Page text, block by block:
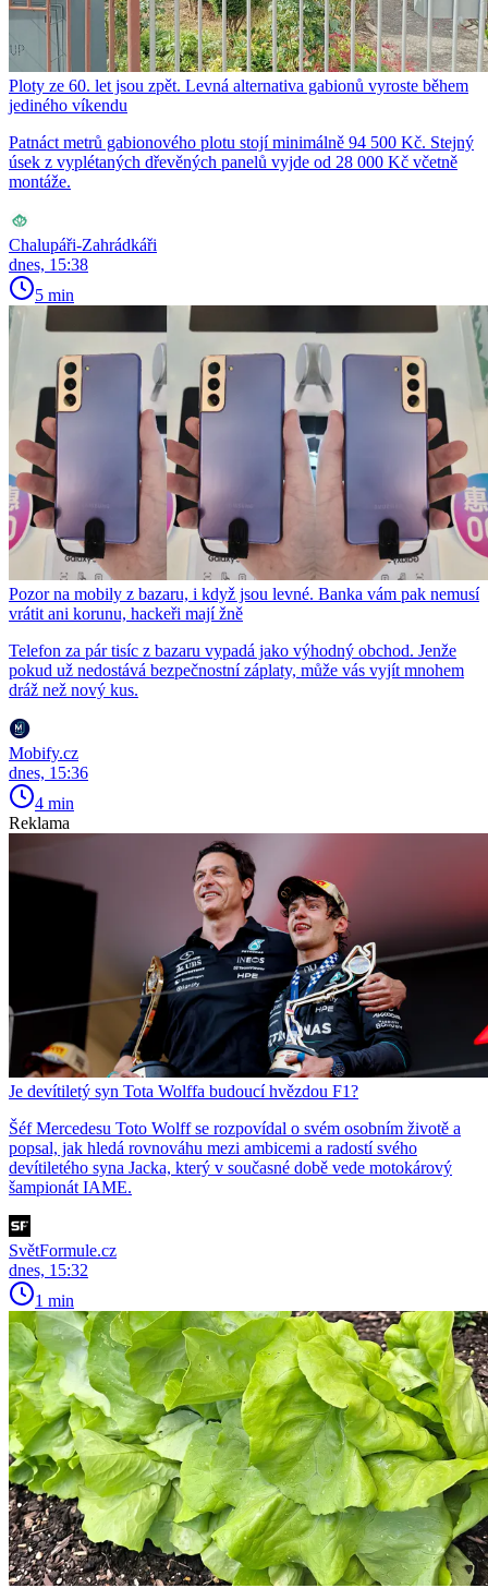
Ploty ze 60. let jsou zpět. Levná alternativa gabionů vyroste během
jediného víkendu
Patnáct metrů gabionového plotu stojí minimálně 94 500 Kč. Stejný
úsek z vyplétaných dřevěných panelů vyjde od 28 000 Kč včetně
montáže.
Chalupáři-Zahrádkáři
dnes, 15:38
5 min
Pozor na mobily z bazaru, i když jsou levné. Banka vám pak nemusí
vrátit ani korunu, hackeři mají žně
Telefon za pár tisíc z bazaru vypadá jako výhodný obchod. Jenže
pokud už nedostává bezpečnostní záplaty, může vás vyjít mnohem
dráž než nový kus.
Mobify.cz
dnes, 15:36
4 min
Reklama
Je devítiletý syn Tota Wolffa budoucí hvězdou F1?
Šéf Mercedesu Toto Wolff se rozpovídal o svém osobním životě a
popsal, jak hledá rovnováhu mezi ambicemi a radostí svého
devítiletého syna Jacka, který v současné době vede motokárový
šampionát IAME.
SvětFormule.cz
dnes, 15:32
1 min